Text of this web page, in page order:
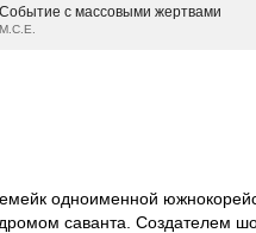
Событие с массовыми жертвами
M.C.E.
одноименной
саванта. Создателем